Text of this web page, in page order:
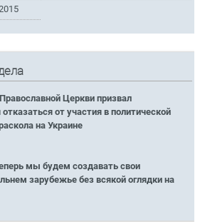
Церкви призвал
от участия в политической
на Украине
мы будем создавать свои
зарубежье без всякой оглядки на